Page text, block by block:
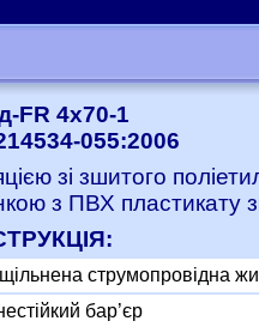
FR 4x70-1
055:2006
зі зшитого
з ПВХ пластикату
струмопровідна
бар’єр